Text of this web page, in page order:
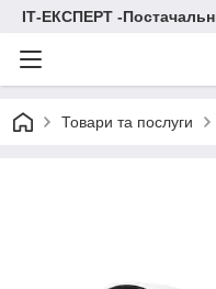
ІТ-ЕКСПЕРТ -
Товари та послуги